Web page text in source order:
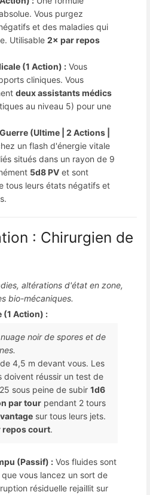
Vous purgez
et des maladies qui
Utilisable 2× par repos
(1 Action) : Vous
cliniques. Vous
deux assistants médics
au niveau 5) pour une
(Ultime | 2 Actions |
un flash d'énergie vitale
situés dans un rayon de 9
5d8 PV et sont
tous leurs états négatifs et
: Chirurgien de
altérations d'état en zone,
bio-mécaniques.
(1 Action) :
noir de spores et de
4,5 m devant vous. Les
doivent réussir un test de
sous peine de subir 1d6
par tour pendant 2 tours
sur tous leurs jets.
repos court.
(Passif) : Vos fluides sont
vous lancez un sort de
résiduelle rejaillit sur